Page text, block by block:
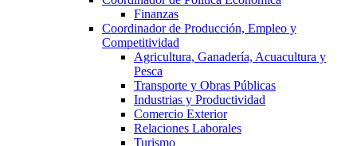
Finanzas
Coordinador de Producción, Empleo y
Competitividad
Agricultura, Ganadería, Acuacultura y
Pesca
Transporte y Obras Públicas
Industrias y Productividad
Comercio Exterior
Relaciones Laborales
Turismo